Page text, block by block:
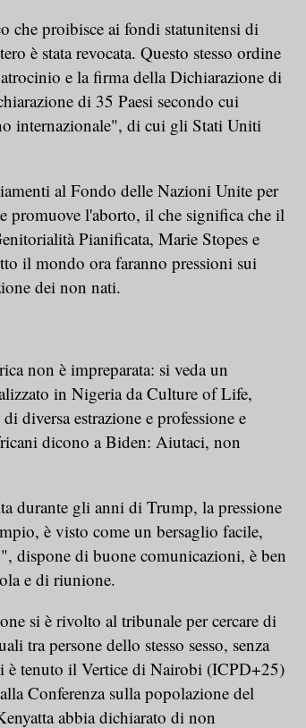
che proibisce ai fondi statunitensi di
è stata revocata. Questo stesso ordine
e la firma della Dichiarazione di
di 35 Paesi secondo cui
internazionale", di cui gli Stati Uniti
al Fondo delle Nazioni Unite per
promuove l'aborto, il che significa che il
Pianificata, Marie Stopes e
il mondo ora faranno pressioni sui
dei non nati.
non è impreparata: si veda un
in Nigeria da Culture of Life,
diversa estrazione e professione e
dicono a Biden: Aiutaci, non
durante gli anni di Trump, la pressione
è visto come un bersaglio facile,
dispone di buone comunicazioni, è ben
e di riunione.
si è rivolto al tribunale per cercare di
tra persone dello stesso sesso, senza
è tenuto il Vertice di Nairobi (ICPD+25)
Conferenza sulla popolazione del
abbia dichiarato di non